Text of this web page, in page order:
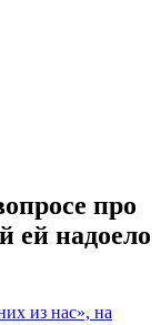
про
ей надоело
из нас», на